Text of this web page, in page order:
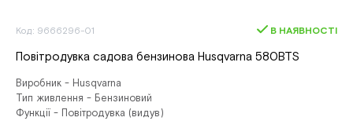
Код: 9666296-01 В НАЯВНОСТІ
Повітродувка садова бензинова Husqvarna 580BTS
Виробник - Husqvarna
Тип живлення - Бензиновий
Функції - Повітродувка (видув)